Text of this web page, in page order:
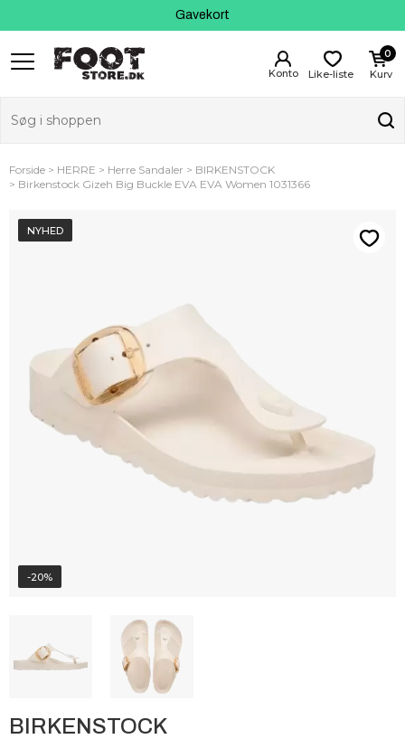
Gavekort
Kundeservice
Kurv
0
Like-liste
Forside HERRE Herre Sandaler
BIRKENSTOCK
Birkenstock Gizeh Big Buckle EVA EVA Women 1031366
-20%
NYHED
BIRKENSTOCK